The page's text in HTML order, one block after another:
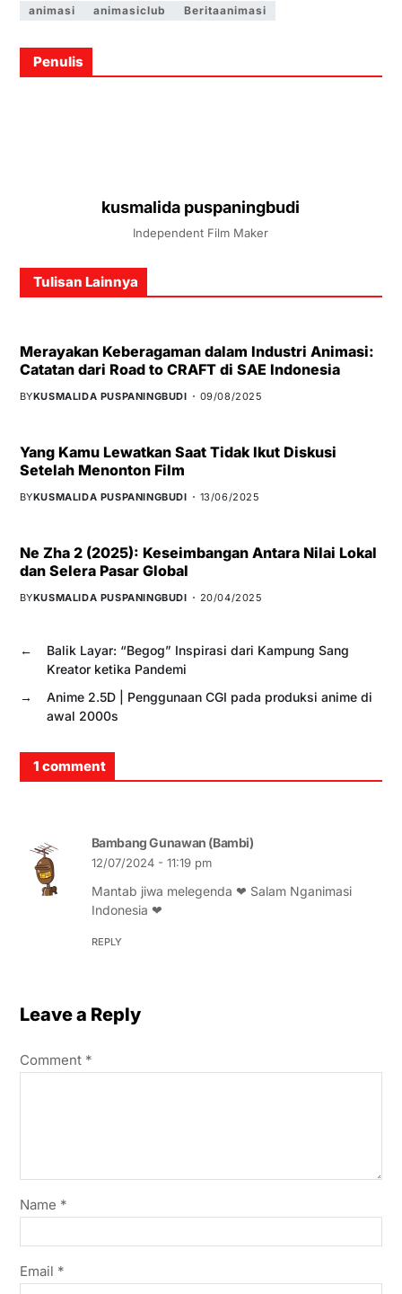
animasi animasiclub Beritaanimasi
Penulis
kusmalida puspaningbudi
Independent Film Maker
Tulisan Lainnya
Merayakan Keberagaman dalam Industri Animasi:
Catatan dari Road to CRAFT di SAE Indonesia
BYKUSMALIDA PUSPANINGBUDI 09/08/2025
Yang Kamu Lewatkan Saat Tidak Ikut Diskusi
Setelah Menonton Film
BYKUSMALIDA PUSPANINGBUDI 13/06/2025
Ne Zha 2 (2025): Keseimbangan Antara Nilai Lokal
dan Selera Pasar Global
BYKUSMALIDA PUSPANINGBUDI 20/04/2025
←
Balik Layar: “Begog” Inspirasi dari Kampung Sang
Kreator ketika Pandemi
→
Anime 2.5D | Penggunaan CGI pada produksi anime di
awal 2000s
1 comment
Bambang Gunawan (Bambi)
12/07/2024 - 11:19 pm
Mantab jiwa melegenda ❤ Salam Nganimasi
Indonesia ❤
REPLY
Leave a Reply
Comment *
Name *
Email *